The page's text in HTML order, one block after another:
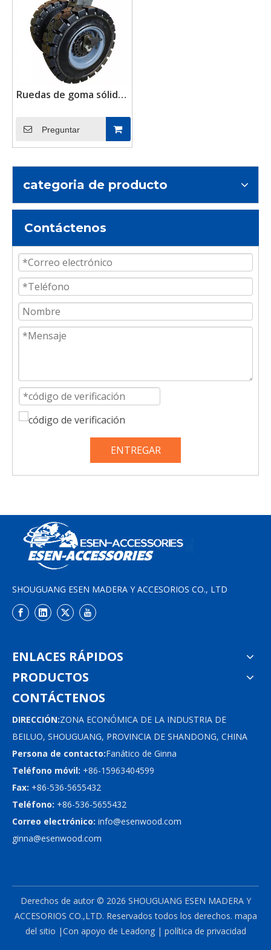
Ruedas de goma sólidas
contenedor de envío
de la rueda doble
resistente del ISO
Preguntar
categoria de producto
Contáctenos
ENTREGAR
SHOUGUANG ESEN MADERA Y ACCESORIOS CO., LTD
ENLACES RÁPIDOS
PRODUCTOS
CONTÁCTENOS
DIRECCIÓN:ZONA ECONÓMICA DE LA INDUSTRIA DE
BEILUO, SHOUGUANG, PROVINCIA DE SHANDONG, CHINA
Persona de contacto:Fanático de Ginna
Teléfono móvil: +86-15963404599
Fax: +86-536-5655432
Teléfono: +86-536-5655432
Correo electrónico: info@esenwood.com
ginna@esenwood.com
Derechos de autor © 2026 SHOUGUANG ESEN MADERA Y
ACCESORIOS CO.,LTD. Reservados todos los derechos. mapa
del sitio |Con apoyo de Leadong| política de privacidad